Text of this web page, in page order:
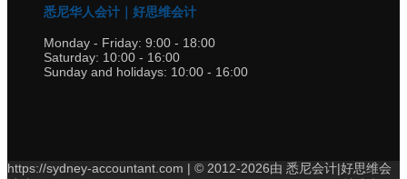
悉尼华人会计｜好思维会计
Monday - Friday: 9:00 - 18:00
Saturday: 10:00 - 16:00
Sunday and holidays: 10:00 - 16:00
https://sydney-accountant.com | © 2012-2026由 悉尼会计|好思维会